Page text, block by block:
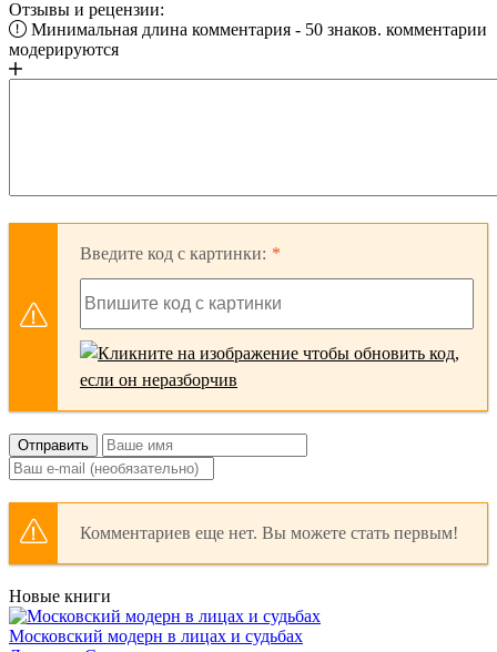
Отзывы и рецензии:
Минимальная длина комментария - 50 знаков. комментарии
модерируются
Введите код с картинки:
Отправить
Комментариев еще нет. Вы можете стать первым!
Новые книги
Московский модерн в лицах и судьбах